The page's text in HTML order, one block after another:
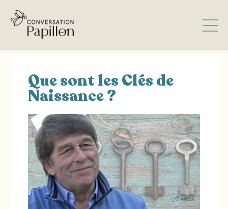
Que sont les Clés de
Naissance ?